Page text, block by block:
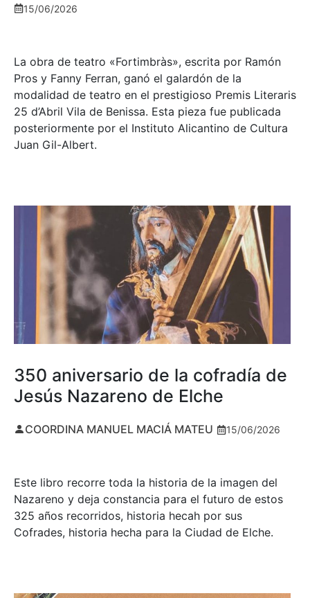
15/06/2026
La obra de teatro «Fortimbràs», escrita por Ramón
Pros y Fanny Ferran, ganó el galardón de la
modalidad de teatro en el prestigioso Premis Literaris
25 d’Abril Vila de Benissa. Esta pieza fue publicada
posteriormente por el Instituto Alicantino de Cultura
Juan Gil-Albert.
350 aniversario de la cofradía de
Jesús Nazareno de Elche
COORDINA MANUEL MACIÁ MATEU 15/06/2026
Este libro recorre toda la historia de la imagen del
Nazareno y deja constancia para el futuro de estos
325 años recorridos, historia hecah por sus
Cofrades, historia hecha para la Ciudad de Elche.